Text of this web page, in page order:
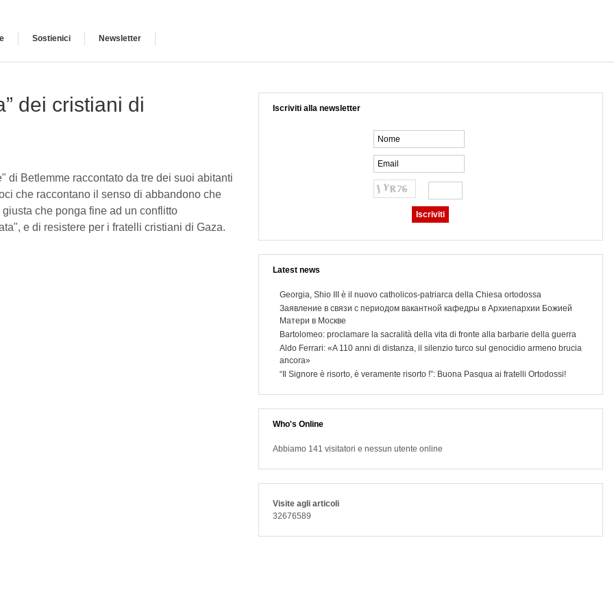
Sostienici Newsletter
dei cristiani di
di Betlemme raccontato da tre dei suoi abitanti
che raccontano il senso di abbandono che
che ponga fine ad un conflitto
e di resistere per i fratelli cristiani di Gaza.
Iscriviti alla newsletter
Latest news
Georgia, Shio III è il nuovo catholicos-patriarca della Chiesa ortodossa
Заявление в связи с периодом вакантной кафедры в Архиепархии Божией
Матери в Москве
Bartolomeo: proclamare la sacralità della vita di fronte alla barbarie della guerra
Aldo Ferrari: «A 110 anni di distanza, il silenzio turco sul genocidio armeno brucia
ancora»
“Il Signore è risorto, è veramente risorto !”: Buona Pasqua ai fratelli Ortodossi!
Who's Online
Abbiamo 141 visitatori e nessun utente online
Visite agli articoli
32676589